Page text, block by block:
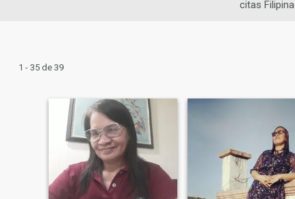
citas
1 - 35 de 39